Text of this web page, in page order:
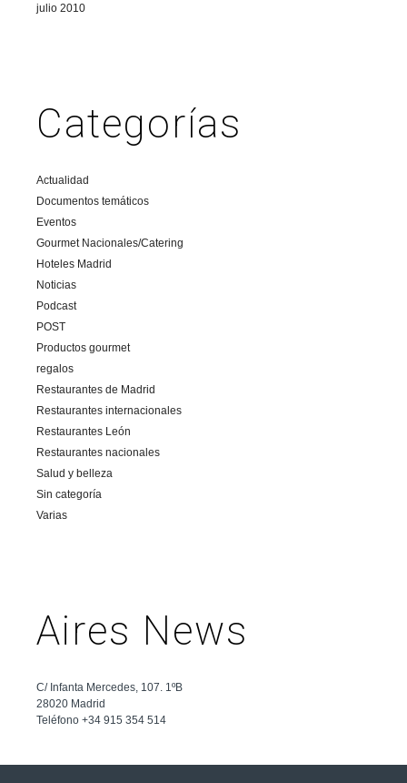
julio 2010
Categorías
Actualidad
Documentos temáticos
Eventos
Gourmet Nacionales/Catering
Hoteles Madrid
Noticias
Podcast
POST
Productos gourmet
regalos
Restaurantes de Madrid
Restaurantes internacionales
Restaurantes León
Restaurantes nacionales
Salud y belleza
Sin categoría
Varias
Aires News
C/ Infanta Mercedes, 107. 1ºB
28020 Madrid
Teléfono +34 915 354 514